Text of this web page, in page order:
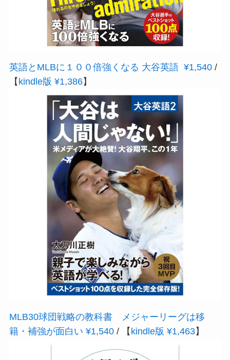
英語とMLBに１００倍強くなる 大谷英語 ¥1,540/
【 kindle版 ¥1,386】
MLB30球団戦略の教科書 メジャーリーグは移
籍・補強が面白い ¥1,540/ 【 kindle版 ¥1,463】